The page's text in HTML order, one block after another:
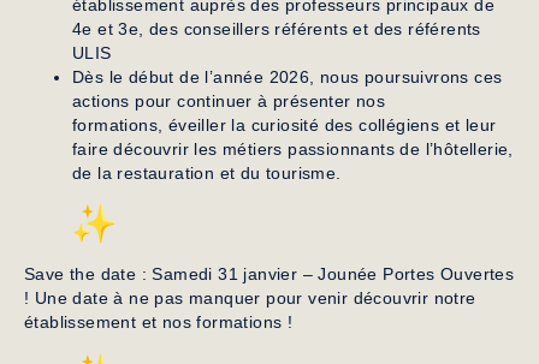
établissement auprès des professeurs principaux de
4e et 3e, des conseillers référents et des référents
ULIS
Dès le début de l’année 2026, nous poursuivrons ces
actions pour continuer à présenter nos
formations, éveiller la curiosité des collégiens et leur
faire découvrir les métiers passionnants de l’hôtellerie,
de la restauration et du tourisme.
Save the date :Samedi 31 janvier – Jounée Portes Ouvertes
! Une date à ne pas manquer pour venir découvrir notre
établissement et nos formations !